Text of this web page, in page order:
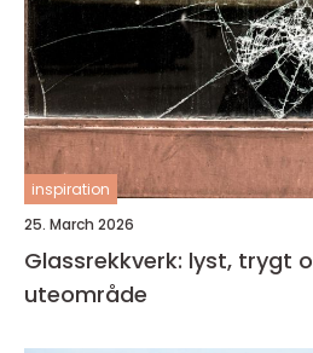
inspiration
25. March 2026
Glassrekkverk: lyst, trygt
uteområde